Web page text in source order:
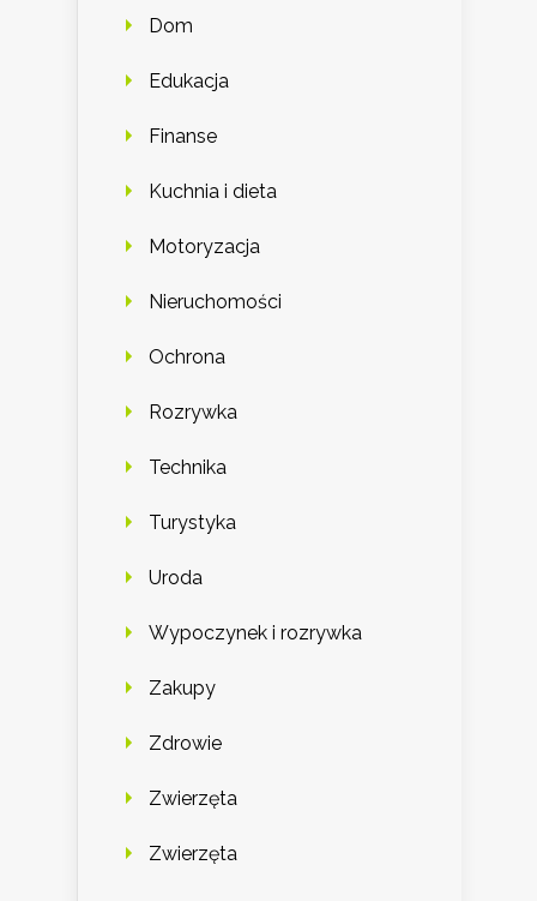
Dom
Edukacja
Finanse
Kuchnia i dieta
Motoryzacja
Nieruchomości
Ochrona
Rozrywka
Technika
Turystyka
Uroda
Wypoczynek i rozrywka
Zakupy
Zdrowie
Zwierzęta
Zwierzęta